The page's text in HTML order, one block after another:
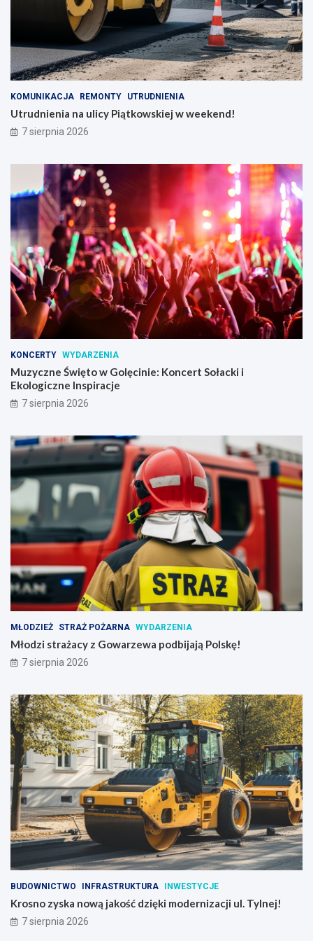
r
u
S
r
z
y
n
i
o
t
e
e
!
KOMUNIKACJA REMONTY UTRUDNIENIA
Utrudnienia na ulicy Piątkowskiej w weekend!
7 sierpnia 2026
KONCERTY WYDARZENIA
Muzyczne Święto w Golęcinie: Koncert Sołacki i
Ekologiczne Inspiracje
7 sierpnia 2026
MŁODZIEŻ STRAŻ POŻARNA WYDARZENIA
Młodzi strażacy z Gowarzewa podbijają Polskę!
7 sierpnia 2026
BUDOWNICTWO INFRASTRUKTURA INWESTYCJE
Krosno zyska nową jakość dzięki modernizacji ul. Tylnej!
7 sierpnia 2026